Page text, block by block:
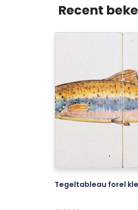
Recent
Tegeltableau forel